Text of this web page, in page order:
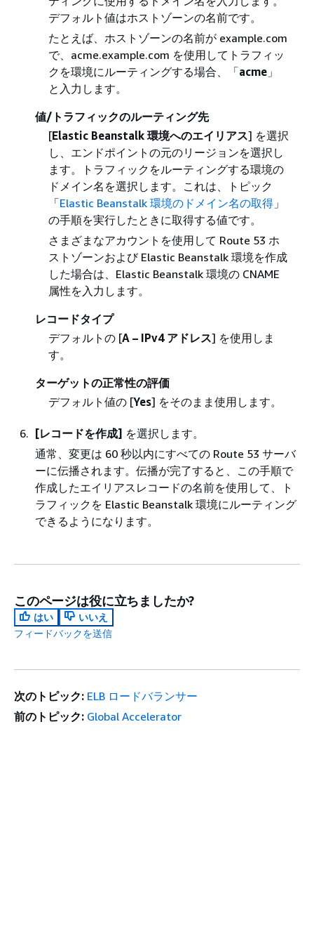
デフォルト値はホストゾーンの名前です。
たとえば、ホストゾーンの名前が example.com
で、acme.example.com を使用してトラフィッ
クを環境にルーティングする場合、「acme」
と入力します。
値/トラフィックのルーティング先
[Elastic Beanstalk 環境へのエイリアス] を選択
し、エンドポイントの元のリージョンを選択し
ます。トラフィックをルーティングする環境の
ドメイン名を選択します。これは、トピック
「Elastic Beanstalk 環境のドメイン名の取得」
の手順を実行したときに取得する値です。
さまざまなアカウントを使用して Route 53 ホ
ストゾーンおよび Elastic Beanstalk 環境を作成
した場合は、Elastic Beanstalk 環境の CNAME
属性を入力します。
レコードタイプ
デフォルトの [A – IPv4 アドレス] を使用しま
す。
ターゲットの正常性の評価
デフォルト値の [Yes] をそのまま使用します。
[レコードを作成] を選択します。
通常、変更は 60 秒以内にすべての Route 53 サーバ
ーに伝播されます。伝播が完了すると、この手順で
作成したエイリアスレコードの名前を使用して、ト
ラフィックを Elastic Beanstalk 環境にルーティング
できるようになります。
このページは役に立ちましたか?
はい
いいえ
フィードバックを送信
次のトピック: ELB ロードバランサー
前のトピック: Global Accelerator